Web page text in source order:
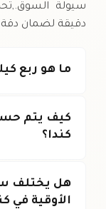
دقيقة لضمان دقة
ما هو ربع
كيف يتم
كندا؟
هل يختلف
الأوقية في